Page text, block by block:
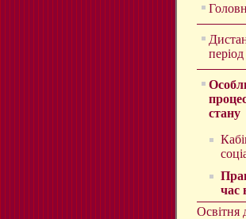
стану
час
Освітня